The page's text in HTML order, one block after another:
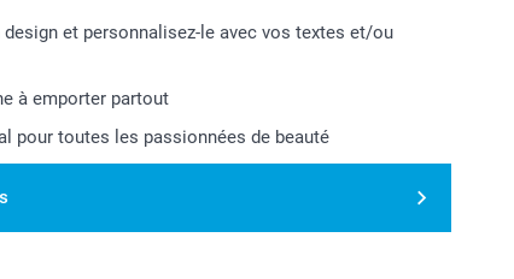
et personnalisez-le avec vos textes et/ou
à emporter partout
pour toutes les passionnées de beauté